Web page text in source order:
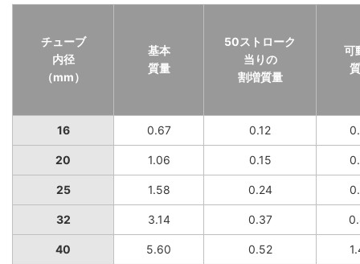
チューブ
内径
（mm）
基本
質量
50ストローク
当りの
割増質量
可
16 0.67 0.12
20 1.06 0.15
25 1.58 0.24
32 3.14 0.37
40 5.60 0.52